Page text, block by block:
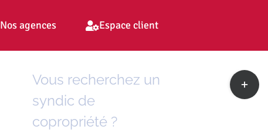
Nos agences Espace client
Vous recherchez un
syndic de
copropriété ?
Toggle
Sliding
Bar